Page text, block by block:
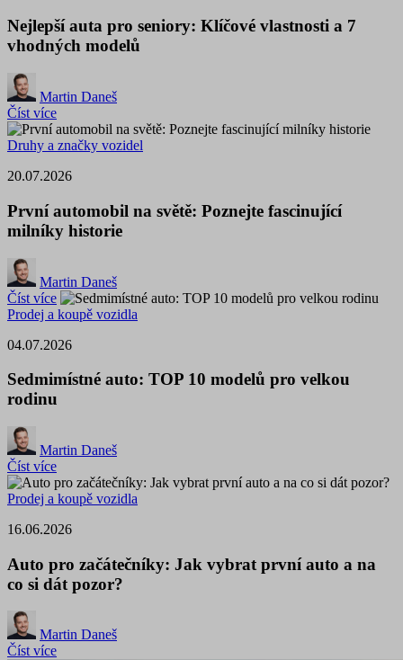
Nejlepší auta pro seniory: Klíčové vlastnosti a 7
vhodných modelů
Martin Daneš
Číst více
Druhy a značky vozidel
20.07.2026
První automobil na světě: Poznejte fascinující
milníky historie
Martin Daneš
Číst více
Prodej a koupě vozidla
04.07.2026
Sedmimístné auto: TOP 10 modelů pro velkou
rodinu
Martin Daneš
Číst více
Prodej a koupě vozidla
16.06.2026
Auto pro začátečníky: Jak vybrat první auto a na
co si dát pozor?
Martin Daneš
Číst více